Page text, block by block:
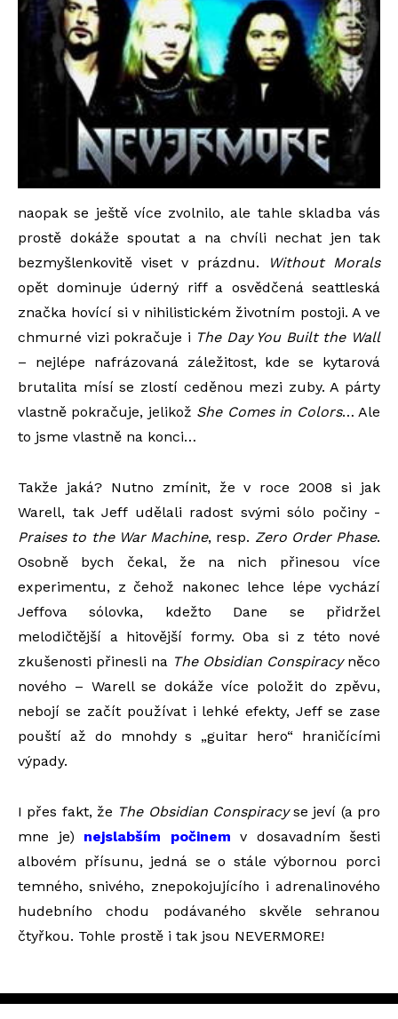
naopak se ještě více zvolnilo, ale tahle skladba vás
prostě dokáže spoutat a na chvíli nechat jen tak
bezmyšlenkovitě viset v prázdnu.
Without Morals
opět dominuje úderný riff a osvědčená seattleská
značka hovící si v nihilistickém životním postoji. A ve
chmurné vizi pokračuje i The Day You Built the Wall
– nejlépe nafrázovaná záležitost, kde se kytarová
brutalita mísí se zlostí ceděnou mezi zuby. A párty
vlastně pokračuje, jelikož She Comes in Colors… Ale
to jsme vlastně na konci…
Takže jaká? Nutno zmínit, že v roce 2008 si jak
Warell, tak Jeff udělali radost svými sólo počiny -
Praises to the War Machine, resp. Zero Order Phase.
Osobně bych čekal, že na nich přinesou více
experimentu, z čehož nakonec lehce lépe vychází
Jeffova sólovka, kdežto Dane se přidržel
melodičtější a hitovější formy. Oba si z této nové
zkušenosti přinesli na The Obsidian Conspiracyněco
nového – Warell se dokáže více položit do zpěvu,
nebojí se začít používat i lehké efekty, Jeff se zase
pouští až do mnohdy s „guitar hero“ hraničícími
výpady.
I přes fakt, že The Obsidian Conspiracyse jeví (a pro
mne je) nejslabším počinem v dosavadním šesti
albovém přísunu, jedná se o stále výbornou porci
temného, snivého, znepokojujícího i adrenalinového
hudebního chodu podávaného skvěle sehranou
čtyřkou. Tohle prostě i tak jsou NEVERMORE!